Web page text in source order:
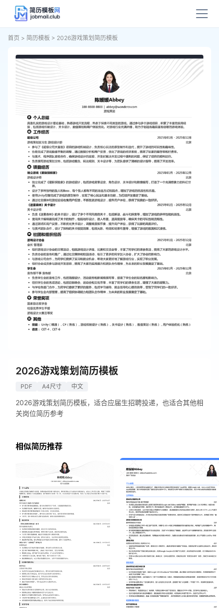
首页 > 简历模板 > 2026游戏策划简历模板
2026游戏策划简历模板
PDF A4尺寸 中文
2026游戏策划简历模板，适合应届生招聘投递，也适合其他相
关岗位简历参考
相似简历推荐